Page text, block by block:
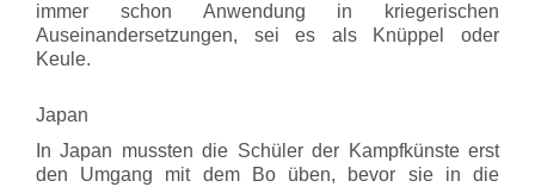
immer schon Anwendung in kriegerischen
Auseinandersetzungen, sei es als Knüppel oder
Keule.
Japan
In Japan mussten die Schüler der Kampfkünste erst
den Umgang mit dem Bo üben, bevor sie in die